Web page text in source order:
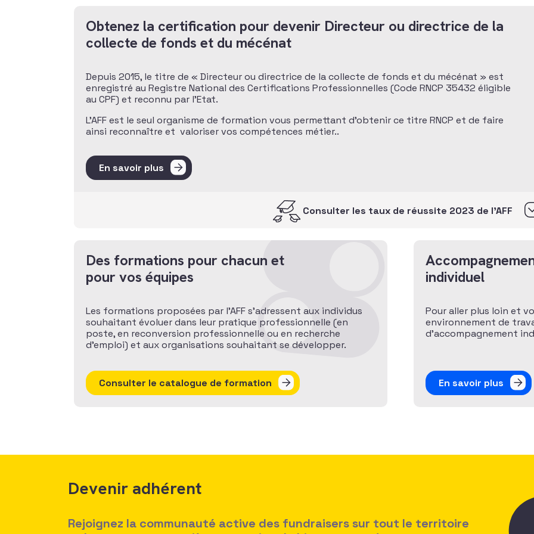
Obtenez la certification pour devenir Directeur ou directrice de la
collecte de fonds et du mécénat
Depuis 2015, le titre de « Directeur ou directrice de la collecte de fonds et du mécénat » est
enregistré au Registre National des Certifications Professionnelles (Code RNCP 35432 éligible
au CPF) et reconnu par l’Etat.
L’AFF est le seul organisme de formation vous permettant d’obtenir ce titre RNCP et de faire
ainsi reconnaître et valoriser vos compétences métier..
En savoir plus
Consulter les taux de réussite 2023 de l’AFF
Des formations pour chacun et
pour vos équipes
Les formations proposées par l’AFF s’adressent aux individus
souhaitant évoluer dans leur pratique professionnelle (en
poste, en reconversion professionnelle ou en recherche
d’emploi) et aux organisations souhaitant se développer.
Consulter le catalogue de formation
individuel
Pour aller plus loin et
environnement de
d’accompagnement
En savoir plus
Devenir adhérent
Rejoignez la communauté active des fundraisers sur tout le territoire